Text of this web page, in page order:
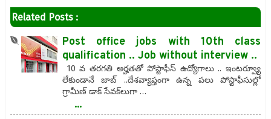
Related Posts :
Post office jobs with 10th class
qualification .. Job without interview ..
10 వ తరగతి అర్హతతో పోస్టాఫీస్ ఉద్యోగాలు .. ఇంటర్వ్యూ
లేకుండానే జాబ్ ..దేశవ్యాప్తంగా ఉన్న పలు పోస్టాఫీసుల్లో
గ్రామీణ్‌ డాక్ సేవక్‌లుగా …
...